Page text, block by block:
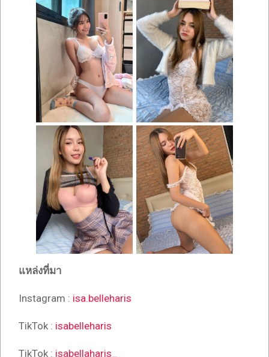
แหล่งที่มา
Instagram : isa.belleharis
TikTok : isabelleharis
TikTok : isabellaharis_